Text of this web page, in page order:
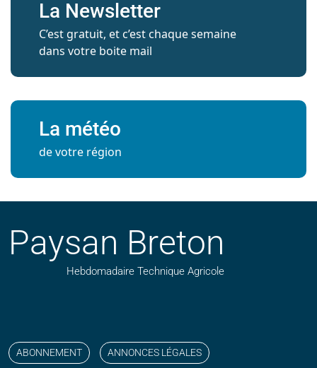
La Newsletter
C’est gratuit, et c’est chaque semaine
dans votre boite mail
La météo
de votre région
Paysan Breton
Hebdomadaire Technique Agricole
ABONNEMENT ANNONCES LÉGALES